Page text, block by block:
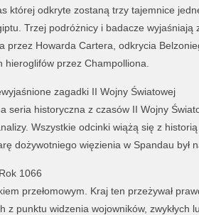
której odkryte zostaną trzy tajemnice
Trzej podróżnicy i badacze wyjaśniają
przez Howarda Cartera, odkrycia
hieroglifów przez Champolliona.
zagadki II Wojny Światowej
seria historyczna z czasów II Wojny
Wszystkie odcinki wiążą się z
dożywotniego więzienia w Spandau był
1066
przełomowym. Kraj ten przeżywał
z punktu widzenia wojowników, zwykłych